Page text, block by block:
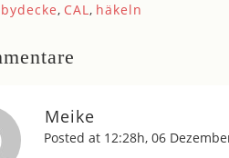
, CAL, häkeln
Meike
Posted at 12:28h, 06